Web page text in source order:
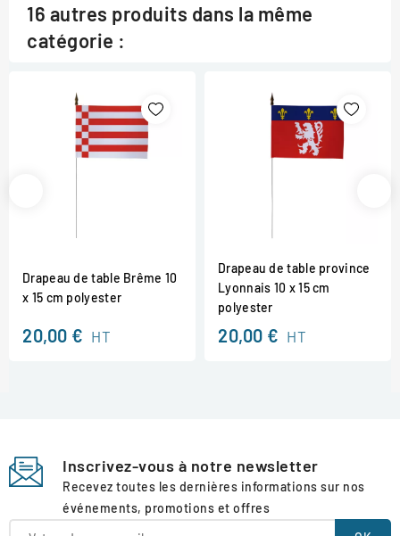
16 autres produits dans la même
catégorie :
Drapeau de table Brême 10
x 15 cm polyester
20,00 € HT
Drapeau de table province
Lyonnais 10 x 15 cm
polyester
20,00 € HT
Inscrivez-vous à notre newsletter
Recevez toutes les dernières informations sur nos
événements, promotions et offres